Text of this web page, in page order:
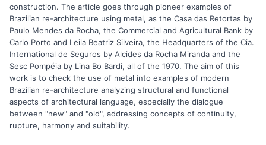
construction. The article goes through pioneer examples of
Brazilian re-architecture using metal, as the Casa das Retortas by
Paulo Mendes da Rocha, the Commercial and Agricultural Bank by
Carlo Porto and Leila Beatriz Silveira, the Headquarters of the Cia.
International de Seguros by Alcides da Rocha Miranda and the
Sesc Pompéia by Lina Bo Bardi, all of the 1970. The aim of this
work is to check the use of metal into examples of modern
Brazilian re-architecture analyzing structural and functional
aspects of architectural language, especially the dialogue
between "new" and "old", addressing concepts of continuity,
rupture, harmony and suitability.